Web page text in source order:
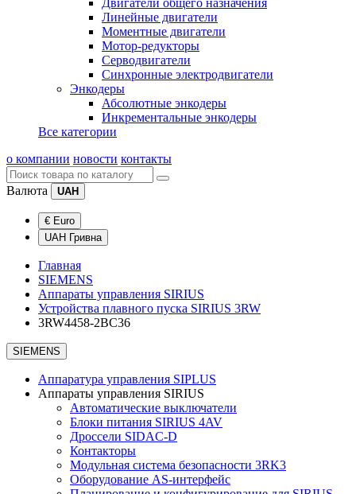
Двигатели общего назначения
Линейные двигатели
Моментные двигатели
Мотор-редукторы
Серводвигатели
Синхронные электродвигатели
Энкодеры
Абсолютные энкодеры
Инкрементальные энкодеры
Все категории
о компании новости контакты
Валюта UAH
€ Euro
UAH Гривна
Главная
SIEMENS
Аппараты управления SIRIUS
Устройства плавного пуска SIRIUS 3RW
3RW4458-2BC36
SIEMENS
Аппаратура управления SIPLUS
Аппараты управления SIRIUS
Автоматические выключатели
Блоки питания SIRIUS 4AV
Дроссели SIDAC-D
Контакторы
Модульная система безопасности 3RK3
Оборудование AS-интерфейс